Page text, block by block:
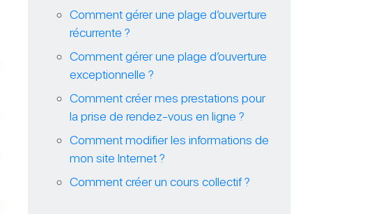
Comment gérer une plage d’ouverture
récurrente ?
Comment gérer une plage d’ouverture
exceptionnelle ?
Comment créer mes prestations pour
la prise de rendez-vous en ligne ?
Comment modifier les informations de
mon site Internet ?
Comment créer un cours collectif ?